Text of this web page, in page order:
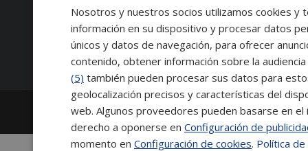
Síguenos:
2026
Escuela de Posgrado de Salamanca
Información legal
Tablón de anuncios
Nosotros y nuestros socios utilizamos cookies y
información en su dispositivo y procesar datos
únicos y datos de navegación, para ofrecer
contenido, obtener información sobre la
(5) también pueden procesar sus datos para
geolocalización precisos y características del
web. Algunos proveedores pueden basarse en
derecho a oponerse en Configuración de
momento en Configuración de cookies. Política